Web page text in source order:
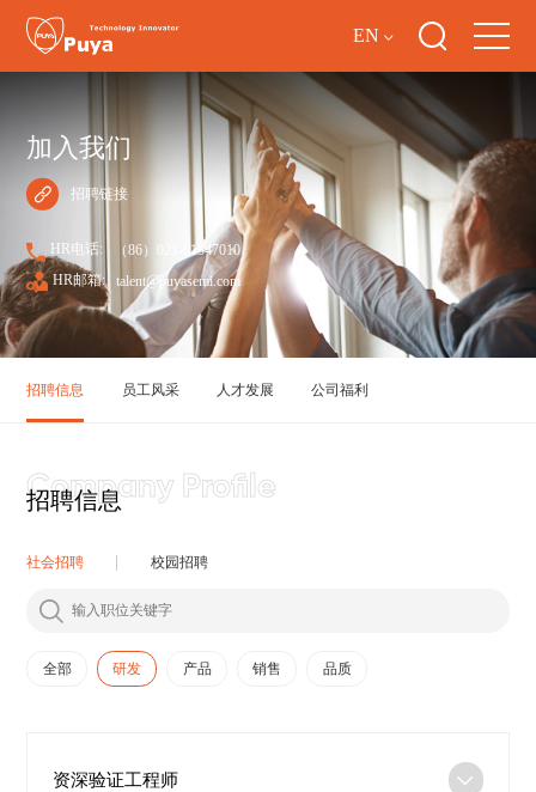
EN
加入我们
招聘链接
HR电话:
（86）021-61347010
HR邮箱:
talent@puyasemi.com
招聘信息 员工风采 人才发展 公司福利
招聘信息
社会招聘 校园招聘
全部 研发 产品 销售 品质
资深验证工程师